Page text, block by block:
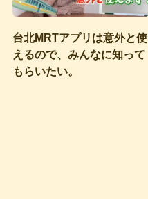
台北MRTアプリは意外と使
えるので、みんなに知って
もらいたい。